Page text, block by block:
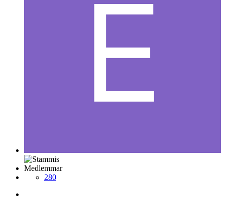
Medlemmar
280